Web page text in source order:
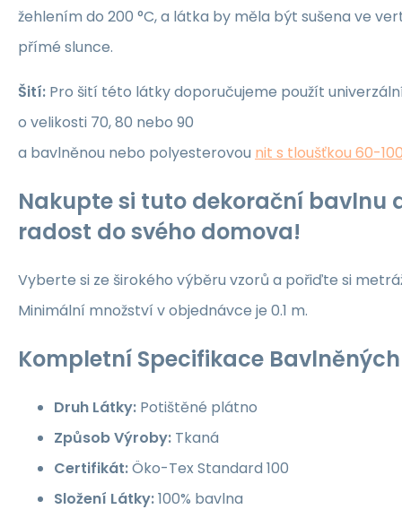
žehlením do 200 °C, a látka by měla být sušena ve
přímé slunce.
Šití: Pro šití této látky doporučujeme použít
o velikosti 70, 80 nebo 90
a bavlněnou nebo polyesterovou nit s tloušťkou 60-
Nakupte si tuto dekorační bavlnu
radost do svého domova!
Vyberte si ze širokého výběru vzorů a pořiďte si
Minimální množství v objednávce je 0.1 m.
Kompletní Specifikace
Druh Látky: Potištěné plátno
Způsob Výroby: Tkaná
Certifikát:Öko-Tex Standard 100
Složení Látky:100% bavlna